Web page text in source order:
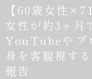
【60歳女性
女性が約3ヶ月
YouTubeやブ
身を客観視す
報告